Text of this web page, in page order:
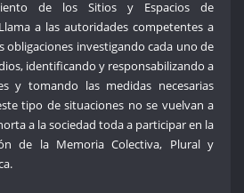
de los Sitios y Espacios de
a las autoridades competentes a
obligaciones investigando cada uno de
identificando y responsabilizando a
y tomando las medidas necesarias
tipo de situaciones no se vuelvan a
a la sociedad toda a participar en la
de la Memoria Colectiva, Plural y